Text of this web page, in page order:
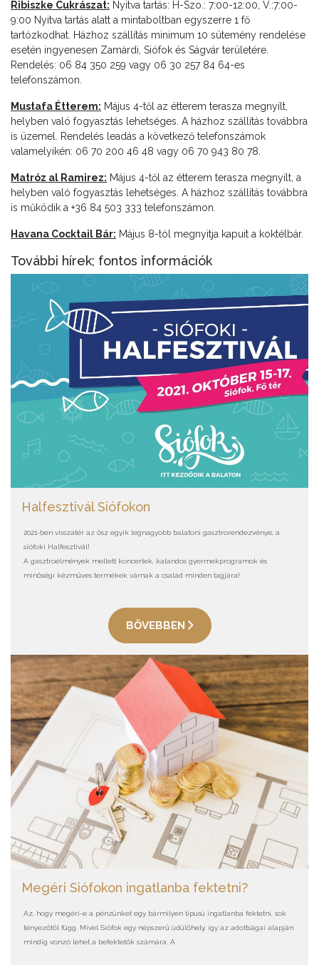
Ribiszke Cukrászat: Nyitva tartás: H-Szo.: 7:00-12:00, V.:7:00-
9:00 Nyitva tartás alatt a mintaboltban egyszerre 1 fő
tartózkodhat. Házhoz szállítás minimum 10 sütemény rendelése
esetén ingyenesen Zamárdi, Siófok és Ságvár területére.
Rendelés: 06 84 350 259 vagy 06 30 257 84 64-es
telefonszámon.
Mustafa Étterem: Május 4-től az étterem terasza megnyílt,
helyben való fogyasztás lehetséges. A házhoz szállítás továbbra
is üzemel. Rendelés leadás a következő telefonszámok
valamelyikén: 06 70 200 46 48 vagy 06 70 943 80 78.
Matróz al Ramirez: Május 4-től az étterem terasza megnyílt, a
helyben való fogyasztás lehetséges. A házhoz szállítás továbbra
is működik a +36 84 503 333 telefonszámon.
Havana Cocktail Bár: Május 8-tól megnyitja kapuit a koktélbár.
További hírek; fontos információk
Halfesztivál Siófokon
2021-ben visszatér az ősz egyik legnagyobb balatoni gasztrorendezvénye, a
siófoki Halfesztivál!
A gasztroélmények mellett koncertek, kalandos gyermekprogramok és
minőségi kézműves termékek várnak a család minden tagjára!
BŐVEBBEN
Megéri Siófokon ingatlanba fektetni?
Az, hogy megéri-e a pénzünket egy bármilyen típusú ingatlanba fektetni, sok
tényezőtől függ. Mivel Siófok egy népszerű üdülőhely, így az adottságai alapján
mindig vonzó lehet a befektetők számára. A